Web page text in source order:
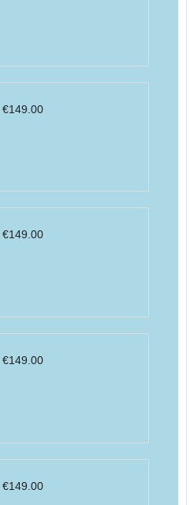
€149.00
€149.00
€149.00
€149.00